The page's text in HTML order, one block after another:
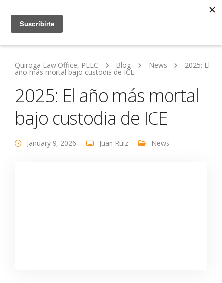
Quiroga Law Office, PLLC Blog News 2025: El
año más mortal bajo custodia de ICE
2025: El año más mortal
bajo custodia de ICE
January 9, 2026 Juan Ruiz News